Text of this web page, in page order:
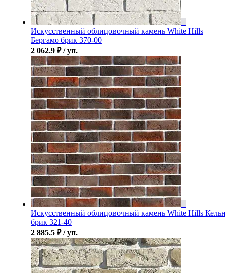
Искусственный облицовочный камень White Hills
Бергамо брик 370-00
2 062.9 ₽ / уп.
Искусственный облицовочный камень White Hills
брик 321-40
2 885.5 ₽ / уп.